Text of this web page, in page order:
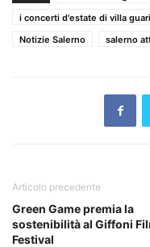
i concerti d'estate di villa
Notizie Salerno
salerno
Articolo precedente
Green Game premia la
sostenibilità al Giffoni
Festival